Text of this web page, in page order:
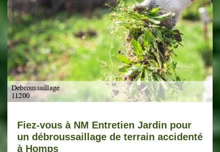
Fiez-vous à NM Entretien Jardin pour
un débroussaillage de terrain accidenté
à Homps